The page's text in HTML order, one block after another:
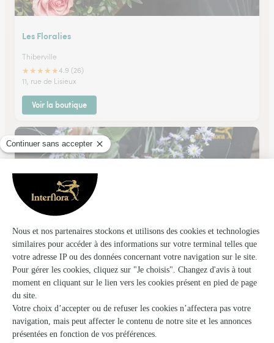
Les Floralies
Thiberville
★★★★★4.9 (26)
11, rue de Lisieux
Voir la boutique
Fleur D’oranger
Villers Sur Mer
★ ★★★ ★4.5 (72)
10, avenue des Belges
Voir la boutique